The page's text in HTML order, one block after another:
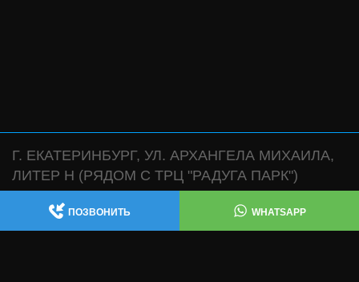
ПОЗВОНИТЬ WHATSAPP
Г. ЕКАТЕРИНБУРГ, УЛ. АРХАНГЕЛА МИХАИЛА,
ЛИТЕР Н (РЯДОМ С ТРЦ "РАДУГА ПАРК")
АВТОСЕРВИС:
,
WHATSAPP
МАГАЗИН:
WHATSAPP